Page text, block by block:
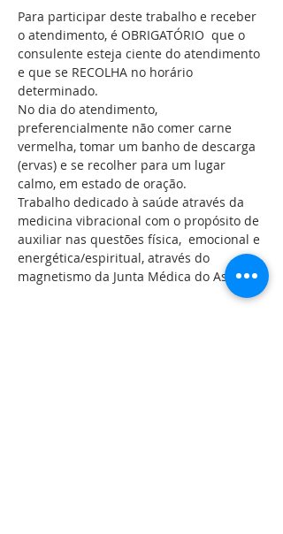
Para participar deste trabalho e receber
o atendimento, é OBRIGATÓRIO  que o
consulente esteja ciente do atendimento
e que se RECOLHA no horário
determinado.
No dia do atendimento,
preferencialmente não comer carne
vermelha, tomar um banho de descarga
(ervas) e se recolher para um lugar
calmo, em estado de oração.
Trabalho dedicado à saúde através da
medicina vibracional com o propósito de
auxiliar nas questões física,  emocional e
energética/espiritual, através do
magnetismo da Junta Médica do Astral.